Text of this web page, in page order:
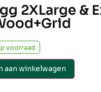
2XLarge &
voorraad
aan winkelwagen